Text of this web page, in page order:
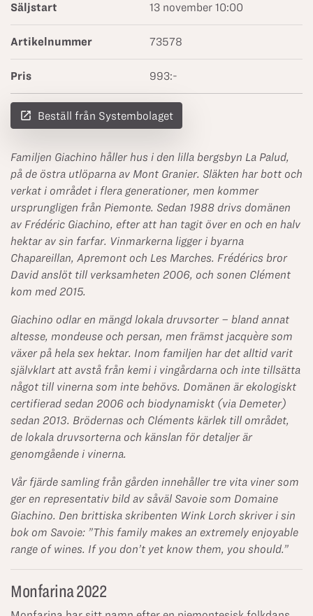
Säljstart 13 november 10:00
Artikelnummer 73578
Pris 993:-
launch Beställ från Systembolaget
Familjen Giachino håller hus i den lilla bergsbyn La Palud,
på de östra utlöparna av Mont Granier. Släkten har bott och
verkat i området i flera generationer, men kommer
ursprungligen från Piemonte. Sedan 1988 drivs domänen
av Frédéric Giachino, efter att han tagit över en och en halv
hektar av sin farfar. Vinmarkerna ligger i byarna
Chapareillan, Apremont och Les Marches. Frédérics bror
David anslöt till verksamheten 2006, och sonen Clément
kom med 2015.
Giachino odlar en mängd lokala druvsorter – bland annat
altesse, mondeuse och persan, men främst jacquère som
växer på hela sex hektar. Inom familjen har det alltid varit
självklart att avstå från kemi i vingårdarna och inte tillsätta
något till vinerna som inte behövs. Domänen är ekologiskt
certifierad sedan 2006 och biodynamiskt (via Demeter)
sedan 2013. Brödernas och Cléments kärlek till området,
de lokala druvsorterna och känslan för detaljer är
genomgående i vinerna.
Vår fjärde samling från gården innehåller tre vita viner som
ger en representativ bild av såväl Savoie som Domaine
Giachino. Den brittiska skribenten Wink Lorch skriver i sin
bok om Savoie: ”This family makes an extremely enjoyable
range of wines. If you don’t yet know them, you should.”
Monfarina 2022